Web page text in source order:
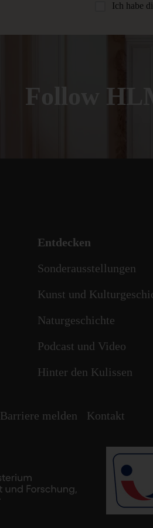
Ich habe
Follow
Entdecken
Sonderausstellungen
Kunst und
Naturgeschichte
Podcast und Video
Hinter den Kulissen
Barriere melden Kontakt